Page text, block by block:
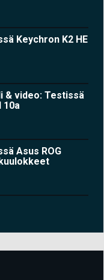
Keychron K2 HE
& video: Testissä
10a
Asus ROG